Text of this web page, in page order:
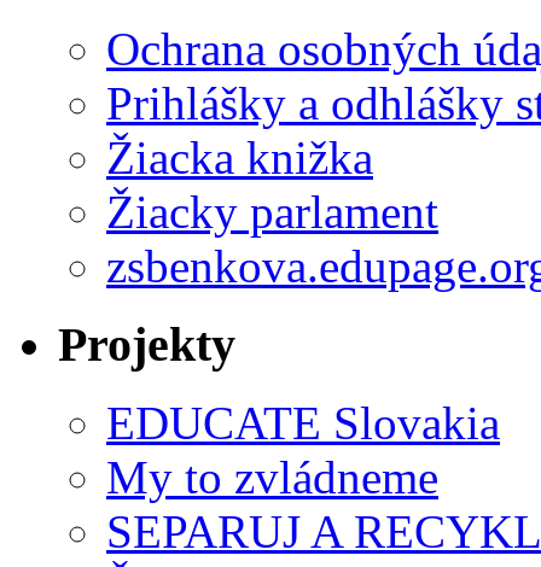
Ochrana osobných
Prihlášky a odhlášky
Žiacka knižka
Žiacky parlament
Projekty
EDUCATE Slovakia
My to zvládneme
SEPARUJ A